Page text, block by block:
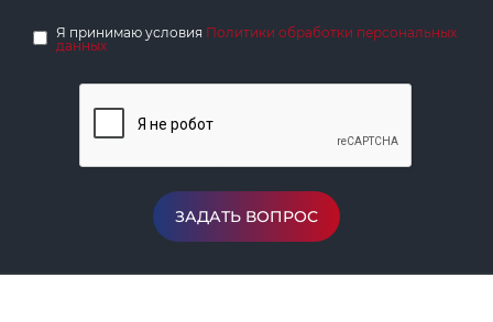
Я принимаю условия Политики обработки персональных
данных
ЗАДАТЬ ВОПРОС